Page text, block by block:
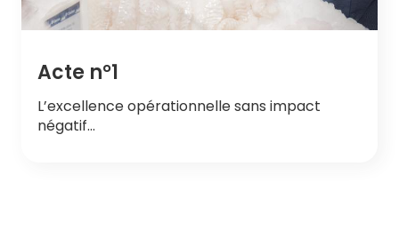
Acte n°1
L’excellence opérationnelle sans impact
négatif…